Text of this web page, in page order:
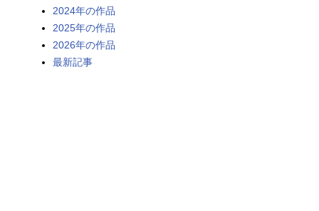
2024年の作品
2025年の作品
2026年の作品
最新記事